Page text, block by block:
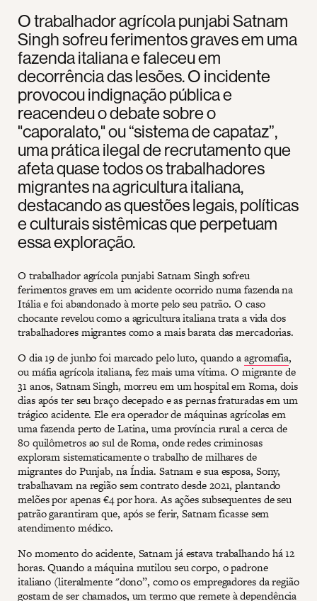
O trabalhador agrícola punjabi Satnam
Singh sofreu ferimentos graves em uma
fazenda italiana e faleceu em
decorrência das lesões. O incidente
provocou indignação pública e
reacendeu o debate sobre o
"caporalato," ou “sistema de capataz”,
uma prática ilegal de recrutamento que
afeta quase todos os trabalhadores
migrantes na agricultura italiana,
destacando as questões legais, políticas
e culturais sistêmicas que perpetuam
essa exploração.
O trabalhador agrícola punjabi Satnam Singh sofreu
ferimentos graves em um acidente ocorrido numa fazenda na
Itália e foi abandonado à morte pelo seu patrão. O caso
chocante revelou como a agricultura italiana trata a vida dos
trabalhadores migrantes como a mais barata das mercadorias.
O dia 19 de junho foi marcado pelo luto, quando aagromafia,
ou máfia agrícola italiana, fez mais uma vítima. O migrante de
31 anos, Satnam Singh, morreu em um hospital em Roma, dois
dias após ter seu braço decepado e as pernas fraturadas em um
trágico acidente. Ele era operador de máquinas agrícolas em
uma fazenda perto de Latina, uma província rural a cerca de
80 quilômetros ao sul de Roma, onde redes criminosas
exploram sistematicamente o trabalho de milhares de
migrantes do Punjab, na Índia. Satnam e sua esposa, Sony,
trabalhavam na região sem contrato desde 2021, plantando
melões por apenas €4 por hora. As ações subsequentes de seu
patrão garantiram que, após se ferir, Satnam ficasse sem
atendimento médico.
No momento do acidente, Satnam já estava trabalhando há 12
horas. Quando a máquina mutilou seu corpo, o padrone
italiano (literalmente "dono”, como os empregadores da região
gostam de ser chamados, um termo que remete à dependência